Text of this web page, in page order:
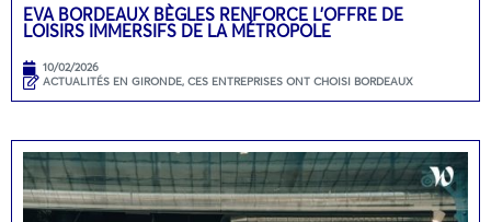
EVA BORDEAUX BÈGLES RENFORCE L’OFFRE DE
LOISIRS IMMERSIFS DE LA MÉTROPOLE
10/02/2026
ACTUALITÉS EN GIRONDE, CES ENTREPRISES ONT CHOISI BORDEAUX